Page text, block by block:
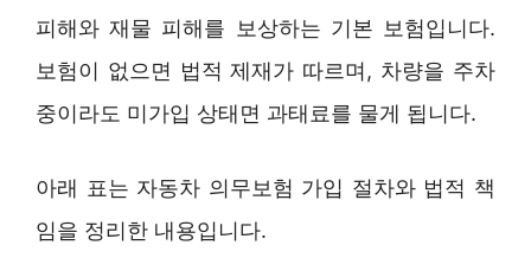
피해와 재물 피해를 보상하는 기본 보험입니다.
보험이 없으면 법적 제재가 따르며, 차량을 주차
중이라도 미가입 상태면 과태료를 물게 됩니다.
아래 표는 자동차 의무보험 가입 절차와 법적 책
임을 정리한 내용입니다.